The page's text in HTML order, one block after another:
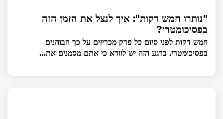
"נותרו חמש דקות": איך לנצל את הזמן הזה
בפסיכומטרי?
חמש דקות לפני סיום כל פרק מכריזים על כך הבוחנים
בפסיכומטרי. ברגע הזה יש לוודא כי אתם מסמנים את…